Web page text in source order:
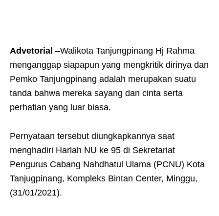
Advetorial –Walikota Tanjungpinang Hj Rahma
menganggap siapapun yang mengkritik dirinya dan
Pemko Tanjungpinang adalah merupakan suatu
tanda bahwa mereka sayang dan cinta serta
perhatian yang luar biasa.
Pernyataan tersebut diungkapkannya saat
menghadiri Harlah NU ke 95 di Sekretariat
Pengurus Cabang Nahdhatul Ulama (PCNU) Kota
Tanjugpinang, Kompleks Bintan Center, Minggu,
(31/01/2021).